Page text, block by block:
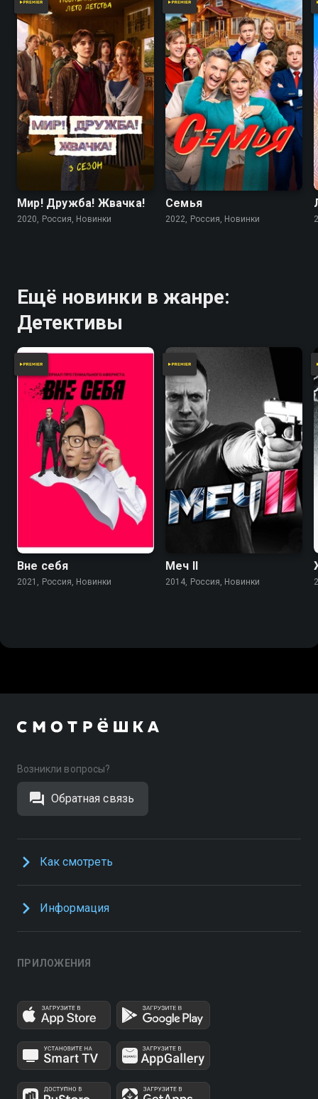
Мир! Дружба! Жвачка!
2020, Россия, Новинки
Семья
2022, Россия, Новинки
Ещё новинки в жанре:
Детективы
Вне себя
2021, Россия, Новинки
Меч II
2014, Россия, Новинки
Возникли вопросы?
Обратная связь
Как смотреть
Информация
ПРИЛОЖЕНИЯ